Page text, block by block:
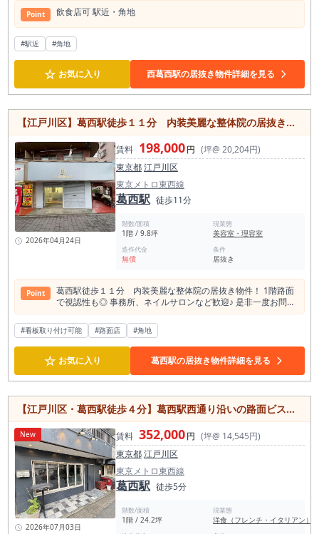
メン、タンメン系、町中華、麻辣系、変わり種中華などが点在
しています。 一方で、王道の中華そば、淡麗系、鶏清湯、豚骨
醤油、味噌専門、つけ麺専門、まぜそば専門など、打ち出し方
次第でまだ入り込む余地を検討できる商圏です。 単に「ラーメ
ン店を出す」のではなく、スープ、麺、看板商品、価格帯、提
供スピード、ランチ需要、夜の食事需要を明確に設計すること
で、既存店との差別化を狙えます。 店舗面積は約9.66坪です。
大箱ではありませんが、ラーメン店にとっては、カウンター中
心の少人数運営や、回転率を意識した店舗設計と相性を確認し
やすいサイズ感です。 席数を無理に増やすよりも、厨房動線、
提供スピード、券売機や注文導線、カウンター配置、客席回転
を重視した設計が重要になります。 個人開業、初出店、既存店
の小規模出店、職人型のラーメン店などに検討しやすい広さで
す。 現況はラーメン店居抜きです。 既存の厨房区画、客席レ
イアウト、給排気、給排水、ガス・電気容量などを活用できる
場合、スケルトンからラーメン店を作る場合と比較して、開業
準備期間や工事範囲を抑えられる可能性があります。特にラー
メン業態は、厨房設備、排気、給水、排水、ガス容量などの確
認項目が多いため、既存状態をどこまで活かせるかは重要な判
断材料になります。 葛西でラーメン店を開業する場合、競合が
あるからこそ、店頭での分かりやすさが重要です。 「あっさり
中華そば」「濃厚味噌」「つけ麺専門」「まぜそば専門」「家
系ではない王道醤油」「町中華寄りのラーメン定食」など、通
す。本物件は角地路面のため、看板、暖簾、メニュー掲出、写
真、価格表示を工夫することで、店前通行者に訴求しやすい点
が魅力です。 また、葛西駅周辺は住宅地としての性格も強く、
ランチだけでなく、夜の食事利用、仕事帰りの一杯、家族利
用、学生・単身者の食事需要なども想定できます。 ラーメン単
品だけでなく、餃子、チャーハン、唐揚げ、ミニ丼、定食要
素、テイクアウトに頼らない店内飲食の組み立てなど、客単価
と回転数をどう作るかがポイントになります。 一方で、ラーメ
ン店が集まるエリアである以上、楽な物件ではありません。 競
合はあります。だからこそ、内見時には周辺店舗の業態、価格
帯、昼夜の人流、駅からの導線、店前の視認性を確認すること
をおすすめします。 周辺にチェーン系や中華系が多い中で、自
分の業態がどの立ち位置を取れるかを現地で判断しやすい物件
です。 業態業種制限はありませんが、営業時間については深夜
営業に制限があります。 深夜帯までの営業を前提とする場合
は、事前確認が必要です。また、故障品として入口右手冷蔵庫
の故障、シャッターが閉まらない状態での現況有姿の記載があ
ります。 設備利用を前提とする場合は、内見時に状態確認をお
願いいたします。 厨房設備、排気、給排水、電気・ガス容量、
空調、看板掲出位置、店頭の見え方についても必ずご確認くだ
さい。 江戸川区でラーメン店居抜き物件を探している方、葛西
駅周辺で麺業態の開業を検討している方、駅近・角地・路面の
小箱店舗で勝負したい方には、一度現地をご確認いただきたい
Point 飲⾷店可 駅近・角地
#駅近 #角地
☆ お気に入り 西葛西駅の居抜き物件詳細を見る
【江戸川区】葛西駅徒歩１１分 内装美麗な整体院の居抜き物件！
2026年04月24日
賃料 198,000円 (坪@ 20,204円)
東京都江戸川区
東京メトロ東西線
葛西駅 徒歩11分
階数/面積
1階 / 9.8坪
現業態
美容室・理容室
造作代金
無償
条件
居抜き
Point
葛西駅徒歩１１分 内装美麗な整体院の居抜き物件！ 1階路面
で視認性も◎ 事務所、ネイルサロンなど歓迎♪ 是非一度お問い
合わせください！
#看板取り付け可能 #路面店 #角地
☆ お気に入り 葛西駅の居抜き物件詳細を見る
【江戸川区・葛西駅徒歩４分】葛西駅西通り沿いの路面ビストロ居抜き物件/契約金250万円以下
New
2026年07月03日
賃料 352,000円 (坪@ 14,545円)
東京都江戸川区
東京メトロ東西線
葛西駅 徒歩5分
階数/面積
1階 / 24.2坪
現業態
洋食（フレンチ・イタリアン）